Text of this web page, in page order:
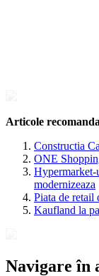
Articole
Constructia
ONE
modernizeaza
Piata de retail
Kaufland la
Navigare în